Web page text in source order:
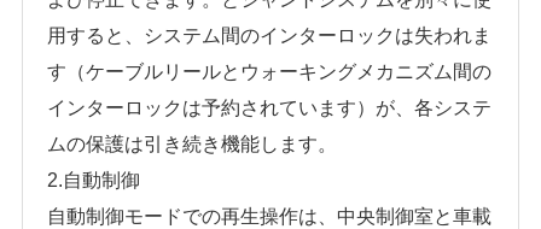
用すると、システム間のインターロックは失われま
す（ケーブルリールとウォーキングメカニズム間の
インターロックは予約されています）が、各システ
ムの保護は引き続き機能します。
2.自動制御
自動制御モードでの再生操作は、中央制御室と車載